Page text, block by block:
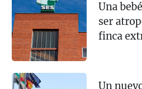
Una
ser
finca
Un